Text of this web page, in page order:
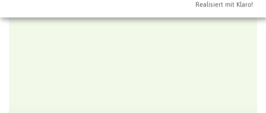
Realisiert mit Klaro!